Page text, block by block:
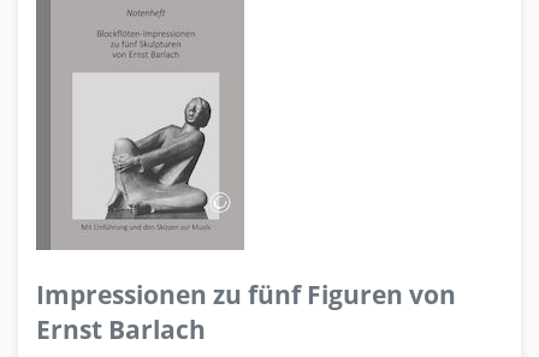
Impressionen zu fünf Figuren von
Ernst Barlach